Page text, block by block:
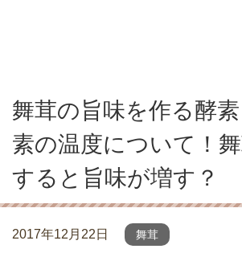
舞茸の旨味を作る酵
素の温度について！
すると旨味が増す？
2017年12月22日 舞茸